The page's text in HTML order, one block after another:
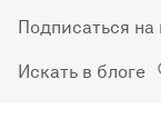
Подписаться на
Искать в блоге